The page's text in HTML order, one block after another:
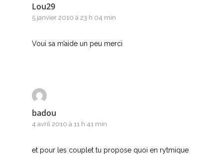
Lou29
5 janvier 2010 à 23 h 04 min
Voui sa m’aide un peu merci
badou
4 avril 2010 à 11 h 41 min
et pour les couplet tu propose quoi en rytmique